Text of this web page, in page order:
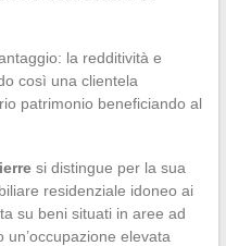
la redditività e
così una clientela
patrimonio beneficiando al
si distingue per la sua
residenziale idoneo ai
su beni situati in aree ad
elevata